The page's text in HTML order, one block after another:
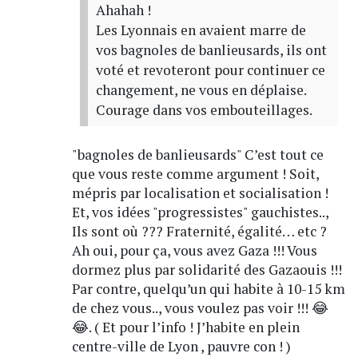
Ahahah !
Les Lyonnais en avaient marre de
vos bagnoles de banlieusards, ils ont
voté et revoteront pour continuer ce
changement, ne vous en déplaise.
Courage dans vos embouteillages.
"bagnoles de banlieusards" C’est tout ce
que vous reste comme argument ! Soit,
mépris par localisation et socialisation !
Et, vos idées "progressistes" gauchistes..,
Ils sont où ??? Fraternité, égalité… etc ?
Ah oui, pour ça, vous avez Gaza !!! Vous
dormez plus par solidarité des Gazaouis !!!
Par contre, quelqu’un qui habite à 10-15 km
de chez vous.., vous voulez pas voir !!! 😂
😂. ( Et pour l’info ! J’habite en plein
centre-ville de Lyon , pauvre con ! )